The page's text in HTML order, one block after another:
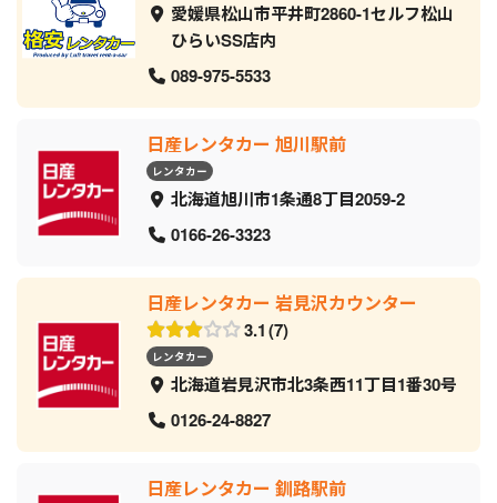
愛媛県松山市平井町2860-1セルフ松山
ひらいSS店内
089-975-5533
日産レンタカー 旭川駅前
レンタカー
北海道旭川市1条通8丁目2059‐2
0166-26-3323
日産レンタカー 岩見沢カウンター
3.1 7
レンタカー
北海道岩見沢市北3条西11丁目1番30号
0126-24-8827
日産レンタカー 釧路駅前